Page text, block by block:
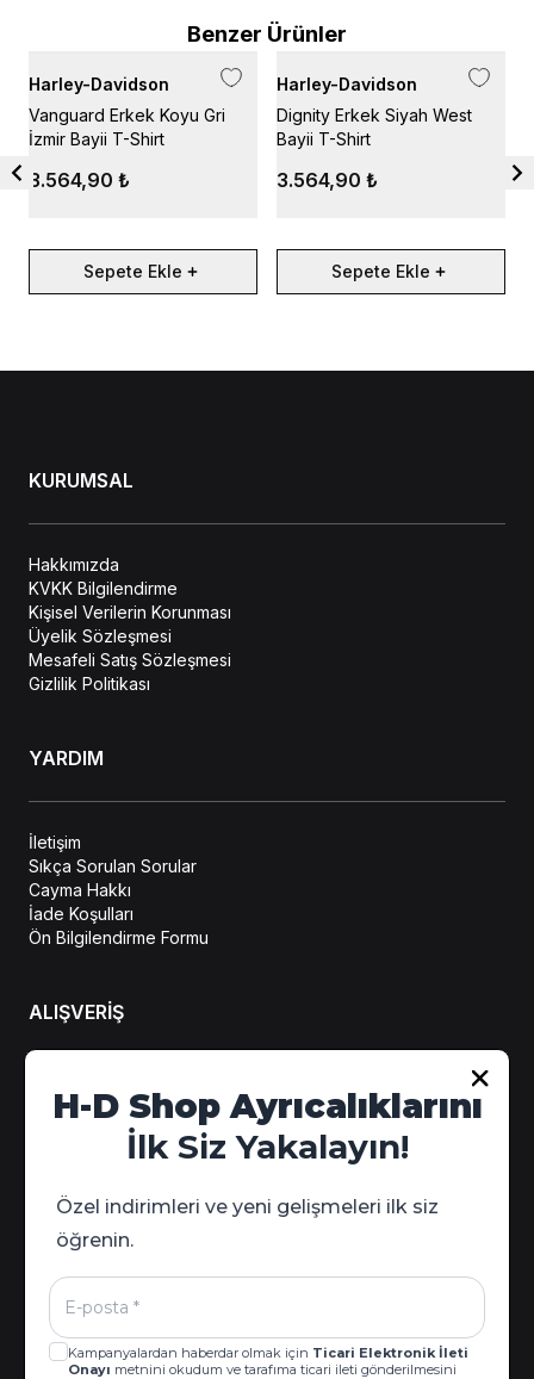
Benzer Ürünler
Harley-Davidson
Vanguard Erkek Koyu Gri
İzmir Bayii T-Shirt
3.564,90 ₺
Sepete Ekle
Harley-Davidson
Dignity Erkek Siyah West
Bayii T-Shirt
3.564,90 ₺
Sepete Ekle
KURUMSAL
Hakkımızda
KVKK Bilgilendirme
Kişisel Verilerin Korunması
Üyelik Sözleşmesi
Mesafeli Satış Sözleşmesi
Gizlilik Politikası
YARDIM
İletişim
Sıkça Sorulan Sorular
Cayma Hakkı
İade Koşulları
Ön Bilgilendirme Formu
ALIŞVERİŞ
Hesabım
Sipariş Takip
Kampanya Detayları
H-D Shop Ayrıcalıklarını
İlk Siz Yakalayın!
Özel indirimleri ve yeni gelişmeleri ilk siz
öğrenin.
Kampanyalardan haberdar olmak için Ticari Elektronik İleti
Onayı metnini okudum ve tarafıma ticari ileti gönderilmesini